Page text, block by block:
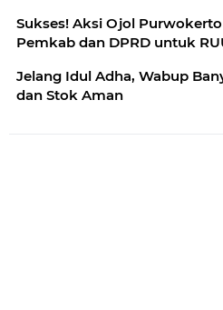
Sukses! Aksi Ojol
Pemkab dan DPRD untuk
Jelang Idul Adha, Wabup
dan Stok Aman